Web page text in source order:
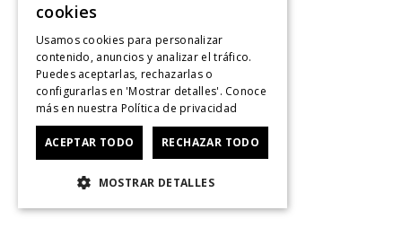
cookies
Usamos cookies para personalizar
contenido, anuncios y analizar el tráfico.
Puedes aceptarlas, rechazarlas o
configurarlas en 'Mostrar detalles'. Conoce
más en nuestra Política de privacidad
ACEPTAR TODO RECHAZAR TODO
MOSTRAR DETALLES